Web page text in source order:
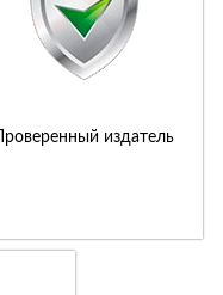
Проверенный издатель